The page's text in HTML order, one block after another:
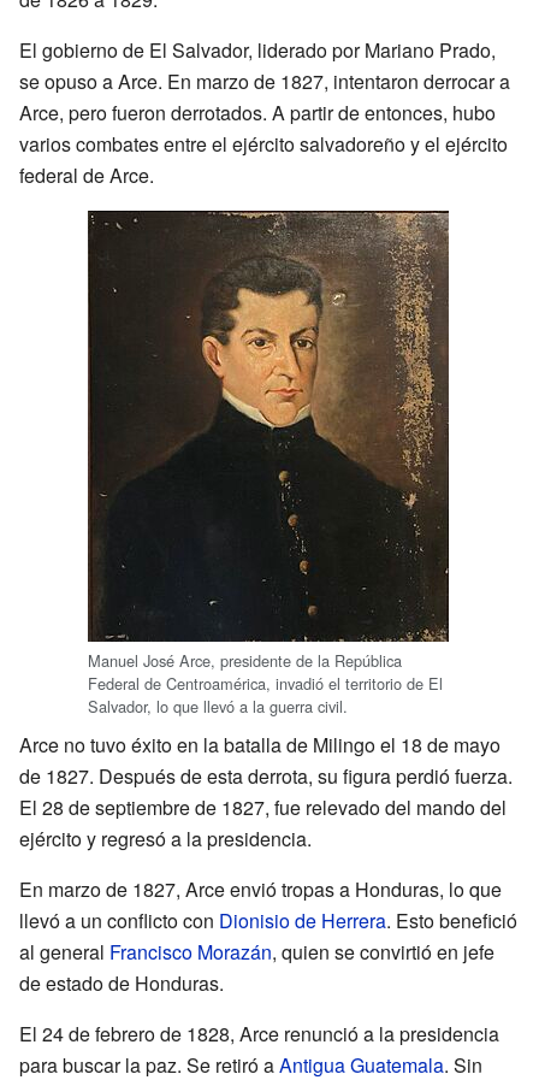
El gobierno de El Salvador, liderado por Mariano Prado,
se opuso a Arce. En marzo de 1827, intentaron derrocar a
Arce, pero fueron derrotados. A partir de entonces, hubo
varios combates entre el ejército salvadoreño y el ejército
federal de Arce.
Manuel José Arce, presidente de la República
Federal de Centroamérica, invadió el territorio de El
Salvador, lo que llevó a la guerra civil.
Arce no tuvo éxito en la batalla de Milingo el 18 de mayo
de 1827. Después de esta derrota, su figura perdió fuerza.
El 28 de septiembre de 1827, fue relevado del mando del
ejército y regresó a la presidencia.
En marzo de 1827, Arce envió tropas a Honduras, lo que
llevó a un conflicto con Dionisio de Herrera. Esto benefició
al general Francisco Morazán, quien se convirtió en jefe
de estado de Honduras.
El 24 de febrero de 1828, Arce renunció a la presidencia
para buscar la paz. Se retiró aAntigua Guatemala. Sin